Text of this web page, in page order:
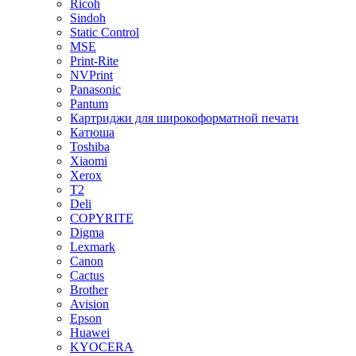
Ricoh
Sindoh
Static Control
MSE
Print-Rite
NVPrint
Panasonic
Pantum
Картриджи для широкоформатной печати
Катюша
Toshiba
Xiaomi
Xerox
T2
Deli
COPYRITE
Digma
Lexmark
Canon
Cactus
Brother
Avision
Epson
Huawei
KYOCERA